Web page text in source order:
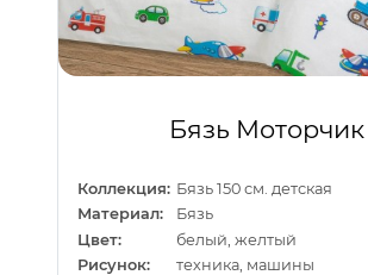
Бязь Моторчик
Коллекция: Бязь 150 см. детская
Материал:
Бязь
Цвет:
белый, желтый
Рисунок:
техника, машины